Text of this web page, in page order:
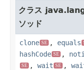
クラス
ソッド
clone SE , equals
hashCode SE ,
SE , wait SE ,